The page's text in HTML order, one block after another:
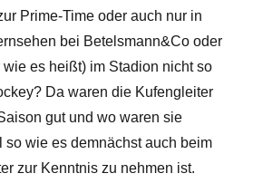
Prime-Time oder auch nur in
bei Betelsmann&Co oder
es heißt) im Stadion nicht so
Da waren die Kufengleiter
gut und wo waren sie
so wie es demnächst auch beim
zur Kenntnis zu nehmen ist.